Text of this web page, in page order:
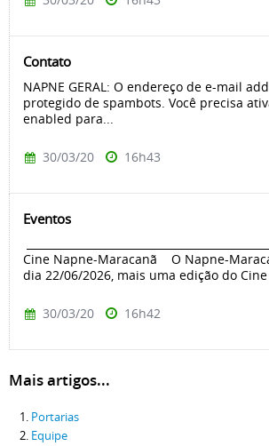
Contato
NAPNE GERAL: O endereço de e-mail
protegido de spambots. Você precisa
enabled para...
30/03/20 16h43
Eventos
Cine Napne-Maracanã O Napne-
dia 22/06/2026, mais uma edição do
30/03/20 16h42
Mais artigos...
Portarias
Equipe